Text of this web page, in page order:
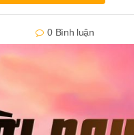
0 Bình luận